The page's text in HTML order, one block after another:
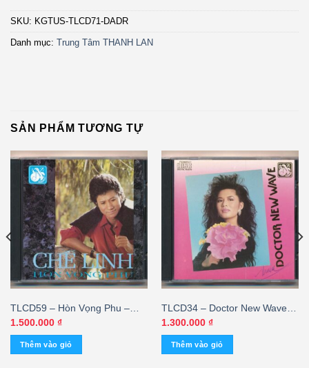
SKU: KGTUS-TLCD71-DADR
Danh mục: Trung Tâm THANH LAN
SẢN PHẨM TƯƠNG TỰ
TLCD59 – Hòn Vọng Phu –
Chế Linh (3G) KGUP
1.500.000 ₫
Thêm vào giỏ
TLCD34 – Doctor New Wave
(Made By Distronic) KGTUS
1.300.000 ₫
Thêm vào giỏ